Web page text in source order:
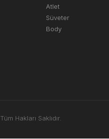
Atlet
Süveter
Body
Hakları Saklıdır.